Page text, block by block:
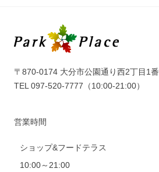
〒870-0174 大分市公園通り西2丁目1番
TEL 097-520-7777 （10:00-21:00）
営業時間
ショップ&フードテラス
10:00～21:00